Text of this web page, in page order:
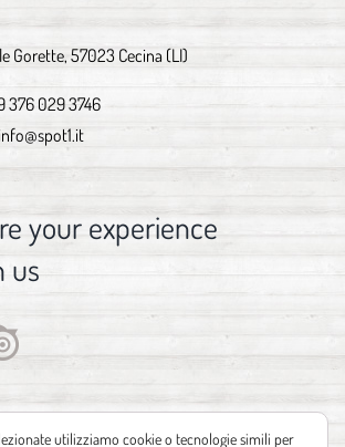
Gorette, 57023 Cecina (LI)
376 029 3746
info@spot1.it
your experience
us
utilizziamo cookie o tecnologie simili per